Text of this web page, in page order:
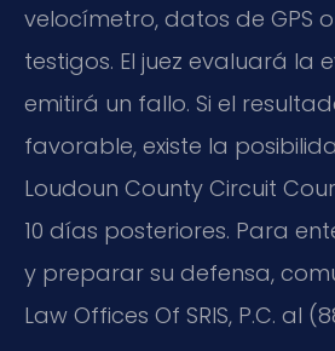
velocímetro, datos de GPS
testigos. El juez evaluará la
emitirá un fallo. Si el
favorable, existe la
Loudoun County Circuit
10 días posteriores. Para
y preparar su defensa,
Law Offices Of SRIS, P.C. al